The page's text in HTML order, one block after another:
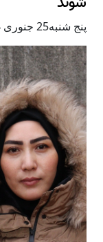
پنج شنبه25 جنوری 2024